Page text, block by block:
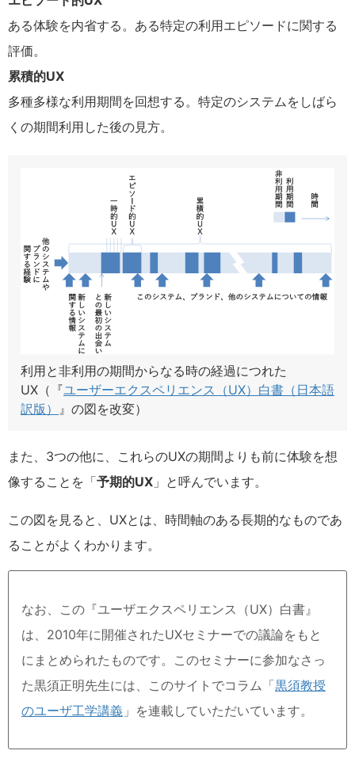
ある体験を内省する。ある特定の利用エピソードに関する
評価。
累積的UX
多種多様な利用期間を回想する。特定のシステムをしばら
くの期間利用した後の見方。
利用と非利用の期間からなる時の経過につれた
UX（『ユーザーエクスペリエンス（UX）白書（日本語
訳版） 』の図を改変）
また、3つの他に、これらのUXの期間よりも前に体験を想
像することを「予期的UX 」と呼んでいます。
この図を見ると、UXとは、時間軸のある長期的なものであ
ることがよくわかります。
なお、この『ユーザエクスペリエンス（UX）白書』
は、2010年に開催されたUXセミナーでの議論をもと
にまとめられたものです。このセミナーに参加なさっ
た黒須正明先生には、このサイトでコラム「黒須教授
のユーザ工学講義 」を連載していただいています。